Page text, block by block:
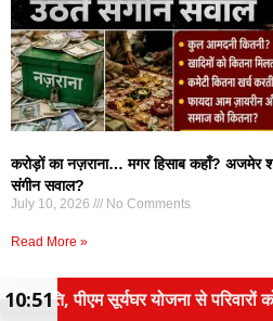
करोड़ों का नज़राना… मगर हिसाब कहाँ? अजमेर
संगीन सवाल?
July 10, 2026 No Comments
Read More »
को बड़ी राहत गजनी
10:51